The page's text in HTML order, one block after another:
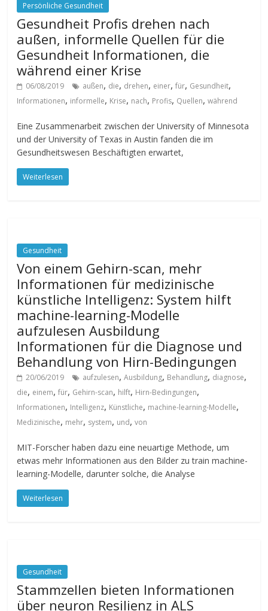
Persönliche Gesundheit
Gesundheit Profis drehen nach
außen, informelle Quellen für die
Gesundheit Informationen, die
während einer Krise
06/08/2019 außen, die, drehen, einer,für, Gesundheit,
Informationen, informelle, Krise, nach, Profis, Quellen,während
Eine Zusammenarbeit zwischen der University of Minnesota
und der University of Texas in Austin fanden die im
Gesundheitswesen Beschäftigten erwartet,
Weiterlesen
Gesundheit
Von einem Gehirn-scan, mehr
Informationen für medizinische
künstliche Intelligenz: System hilft
machine-learning-Modelle
aufzulesen Ausbildung
Informationen für die Diagnose und
Behandlung von Hirn-Bedingungen
20/06/2019 aufzulesen,Ausbildung, Behandlung, diagnose,
die, einem,für, Gehirn-scan, hilft, Hirn-Bedingungen,
Informationen, Intelligenz, Künstliche, machine-learning-Modelle,
Medizinische, mehr, system, und,von
MIT-Forscher haben dazu eine neuartige Methode, um
etwas mehr Informationen aus den Bilder zu train machine-
learning-Modelle, darunter solche, die Analyse
Weiterlesen
Gesundheit
Stammzellen bieten Informationen
über neuron Resilienz in ALS